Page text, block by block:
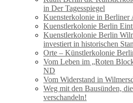
in Der Tagesspiegel
Kuensterkolonie in Berliner
Kuenstlerkolonie Berlin
Kuenstlerkolonie Berlin
investiert in historischen
Orte – Künstlerkolonie
Vom Leben im „Roten
ND
Vom Widerstand in
Weg mit den Bausünden,
verschandeln!